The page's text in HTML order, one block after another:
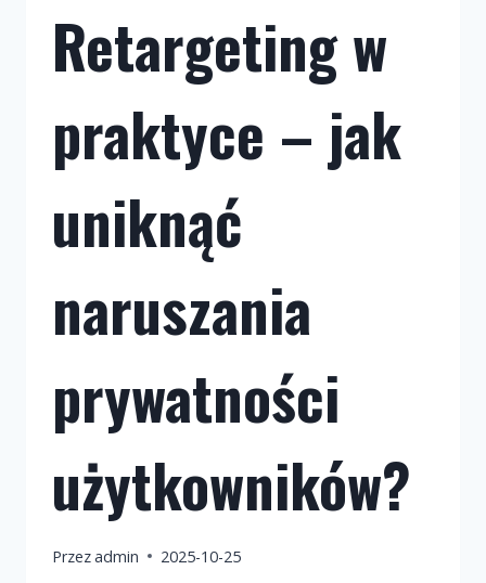
Retargeting w
praktyce – jak
uniknąć
naruszania
prywatności
użytkowników?
Przezadmin 2025-10-25